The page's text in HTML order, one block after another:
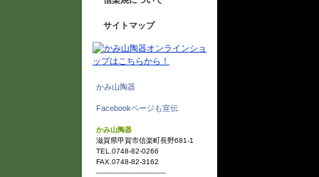
サイトマップ
かみ山陶器
Facebookページも宣伝
かみ山陶器
滋賀県甲賀市信楽町長野681-1
TEL.0748-82-0266
FAX.0748-82-3162
──────────────